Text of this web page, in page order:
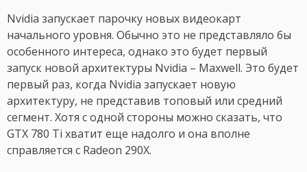
Nvidia запускает парочку новых видеокарт
начального уровня. Обычно это не представляло бы
особенного интереса, однако это будет первый
запуск новой архитектуры Nvidia – Maxwell. Это будет
первый раз, когда Nvidia запускает новую
архитектуру, не представив топовый или средний
сегмент. Хотя с одной стороны можно сказать, что
GTX 780 Ti хватит еще надолго и она вполне
справляется с Radeon 290X.